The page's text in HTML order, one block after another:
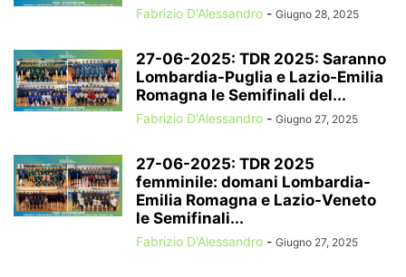
Fabrizio D'Alessandro - Giugno 28, 2025
27-06-2025: TDR 2025: Saranno
Lombardia-Puglia e Lazio-Emilia
Romagna le Semifinali del...
Fabrizio D'Alessandro - Giugno 27, 2025
27-06-2025: TDR 2025
femminile: domani Lombardia-
Emilia Romagna e Lazio-Veneto
le Semifinali...
Fabrizio D'Alessandro - Giugno 27, 2025